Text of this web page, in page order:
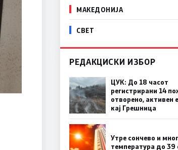
МАКЕДОНИЈА
СВЕТ
РЕДАКЦИСКИ ИЗБОР
ЦУК: До 18 часот
регистрирани 14
отворено, активен
кај Грешница
Утре сончево и
температура до 39